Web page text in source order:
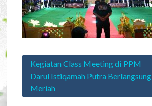
Navigasi
pos
Kegiatan Class Meeting di PPM
Darul Istiqamah Putra Berlangsung
Meriah